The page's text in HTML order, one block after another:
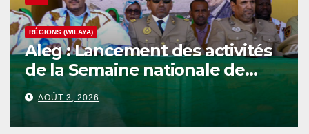
RÉGIONS (WILAYA)
Aleg : Lancement des activités
de la Semaine nationale de
l’Arbre au niveau de la wilaya
du Brakna
AOÛT 3, 2026